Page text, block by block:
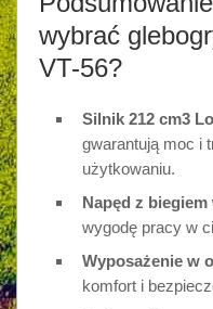
wybrać
VT-56?
Silnik 212 cm3
gwarantują moc i
użytkowaniu.
Napęd z
wygodę pracy w
Wyposażenie w
komfort i